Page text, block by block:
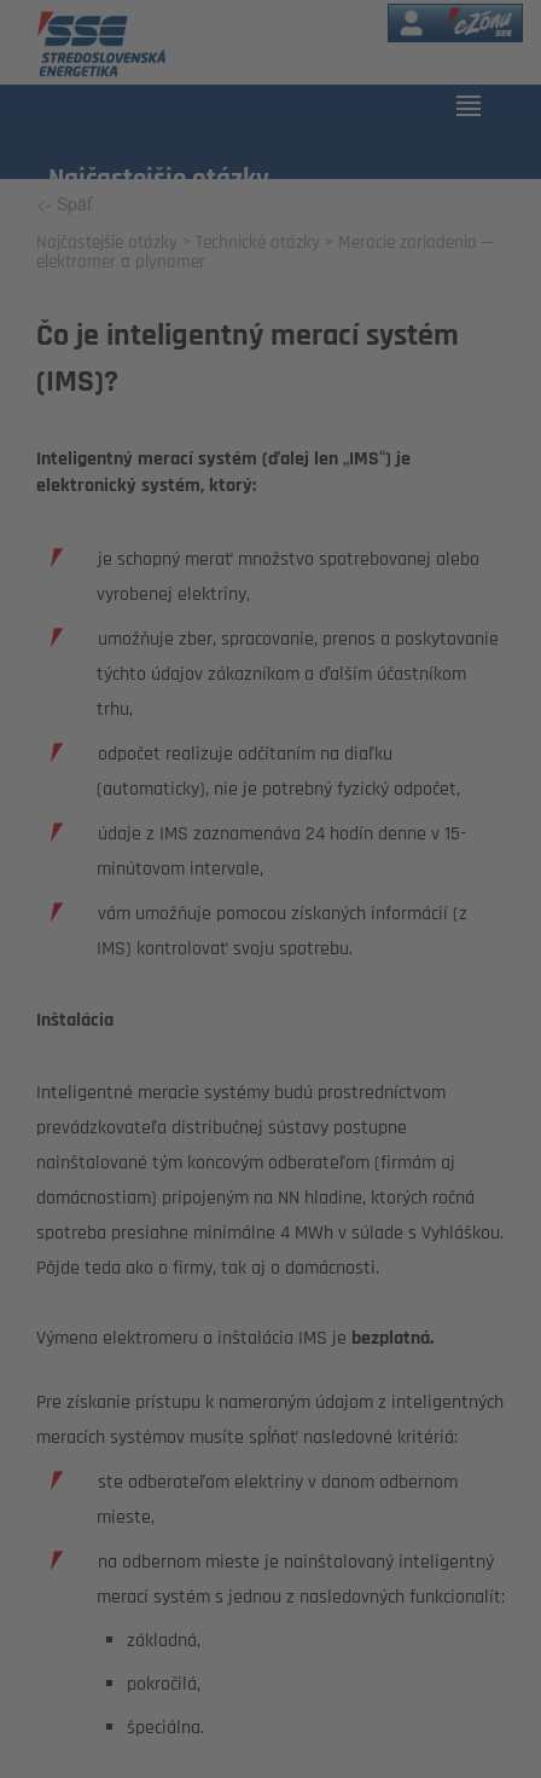
eZóna
Najčastejšie otázky
<- Späť
Najčastejšie otázky Technické otázky
Meracie zariadenia –
elektromer a plynomer
Čo je inteligentný merací systém
(IMS)?
Inteligentný merací systém (ďalej len „IMS“) je
elektronický systém, ktorý:
je schopný merať množstvo spotrebovanej alebo
vyrobenej elektriny,
umožňuje zber, spracovanie, prenos a poskytovanie
týchto údajov zákazníkom a ďalším účastníkom
trhu,
odpočet realizuje odčítaním na diaľku
(automaticky), nie je potrebný fyzický odpočet,
údaje z IMS zaznamenáva 24 hodín denne v 15-
minútovom intervale,
vám umožňuje pomocou získaných informácií (z
IMS) kontrolovať svoju spotrebu.
Inštalácia
Inteligentné meracie systémy budú prostredníctvom
prevádzkovateľa distribučnej sústavy postupne
nainštalované tým koncovým odberateľom (firmám aj
domácnostiam) pripojeným na NN hladine, ktorých ročná
spotreba presiahne minimálne 4 MWh v súlade s Vyhláškou.
Pôjde teda ako o firmy, tak aj o domácnosti.
Výmena elektromeru a inštalácia IMS je bezplatná.
Pre získanie prístupu k nameraným údajom z inteligentných
meracích systémov musíte spĺňať nasledovné kritériá:
ste odberateľom elektriny v danom odbernom
mieste,
na odbernom mieste je nainštalovaný inteligentný
merací systém s jednou z nasledovných funkcionalít:
základná,
pokročilá,
špeciálna.